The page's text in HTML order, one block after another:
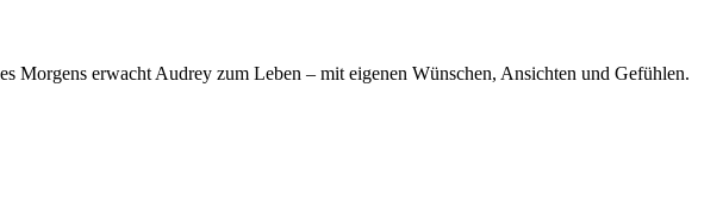
Morgens erwacht Audrey zum Leben – mit eigenen Wünschen, Ansichten und Gefühlen.